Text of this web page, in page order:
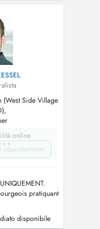
propose des
(West Side Village
online
pratiquant
de la
(F). En cas
39 si vous ne
disponibile